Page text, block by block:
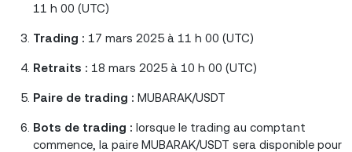
11 h 00 (UTC)
Trading : 17 mars 2025 à 11 h 00 (UTC)
Retraits : 18 mars 2025 à 10 h 00 (UTC)
Paire de trading : MUBARAK/USDT
Bots de trading : lorsque le trading au comptant
commence, la paire MUBARAK/USDT sera disponible pour